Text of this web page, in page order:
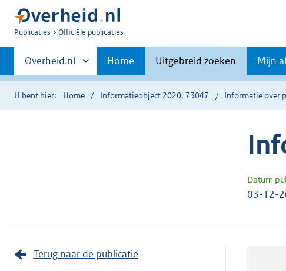
U
Publicaties Officiële publicaties
Primaire
navigatie
Andere
sites
binnen
Overheid.nl Home Uitgebreid zoeken Mijn
U bent hier: Home Informatieobject 2020, 73047 Informatie over
Datum
03-12-
Terug naar de publicatie